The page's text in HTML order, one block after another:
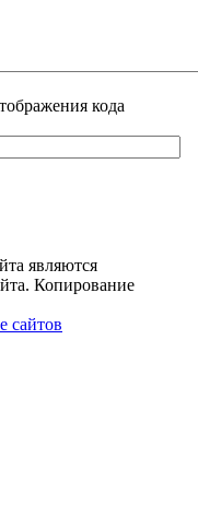
являются
Копирование
сайтов